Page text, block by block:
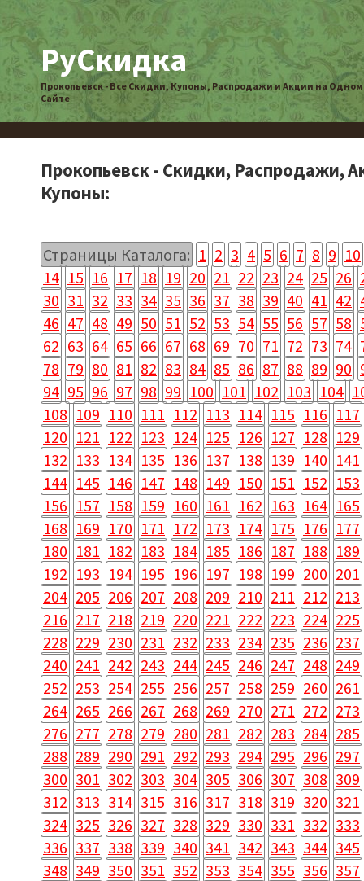
РуСкидка
Прокопьевск - Все Скидки, Купоны, Распродажи и Акции на Одном
Сайте
Прокопьевск - Скидки, Распродажи,
Купоны:
Страницы Каталога: 1 2 3 4 5 6 7 8 9 10
14 15 16 17 18 19 20 21 22 23 24 25 26
30 31 32 33 34 35 36 37 38 39 40 41 42
46 47 48 49 50 51 52 53 54 55 56 57 58
62 63 64 65 66 67 68 69 70 71 72 73 74
78 79 80 81 82 83 84 85 86 87 88 89 90
94 95 96 97 98 99 100 101 102 103 104
108 109 110 111 112 113 114 115 116 117
120 121 122 123 124 125 126 127 128 129
132 133 134 135 136 137 138 139 140 141
144 145 146 147 148 149 150 151 152 153
156 157 158 159 160 161 162 163 164 165
168 169 170 171 172 173 174 175 176 177
180 181 182 183 184 185 186 187 188 189
192 193 194 195 196 197 198 199 200 201
204 205 206 207 208 209 210 211 212 213
216 217 218 219 220 221 222 223 224 225
228 229 230 231 232 233 234 235 236 237
240 241 242 243 244 245 246 247 248 249
252 253 254 255 256 257 258 259 260 261
264 265 266 267 268 269 270 271 272 273
276 277 278 279 280 281 282 283 284 285
288 289 290 291 292 293 294 295 296 297
300 301 302 303 304 305 306 307 308 309
312 313 314 315 316 317 318 319 320 321
324 325 326 327 328 329 330 331 332 333
336 337 338 339 340 341 342 343 344 345
348 349 350 351 352 353 354 355 356 357